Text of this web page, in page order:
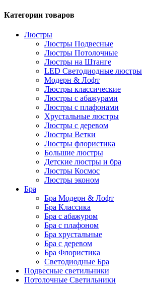
Категории товаров
Люстры
Люстры Подвесные
Люстры Потолочные
Люстры на Штанге
LED Светодиодные люстры
Модерн & Лофт
Люстры классические
Люстры с абажурами
Люстры с плафонами
Хрустальные люстры
Люстры с деревом
Люстры Ветки
Люстры флористика
Большие люстры
Детские люстры и бра
Люстры Космос
Люстры эконом
Бра
Бра Модерн & Лофт
Бра Классика
Бра с абажуром
Бра с плафоном
Бра хрустальные
Бра с деревом
Бра Флористика
Светодиодные Бра
Подвесные светильники
Потолочные Светильники